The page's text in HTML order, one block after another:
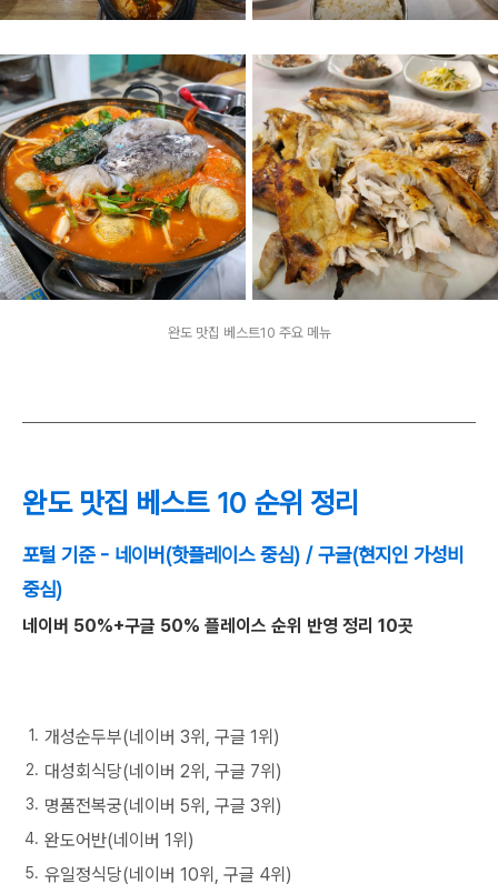
완도 맛집 베스트10 주요 메뉴
완도 맛집 베스트 10 순위 정리
포털 기준 - 네이버(핫플레이스 중심) / 구글(현지인 가성비
중심)
네이버 50%+구글 50% 플레이스 순위 반영 정리 10곳
개성순두부(네이버 3위, 구글 1위)
대성회식당(네이버 2위, 구글 7위)
명품전복궁(네이버 5위, 구글 3위)
완도어반(네이버 1위)
유일정식당(네이버 10위, 구글 4위)